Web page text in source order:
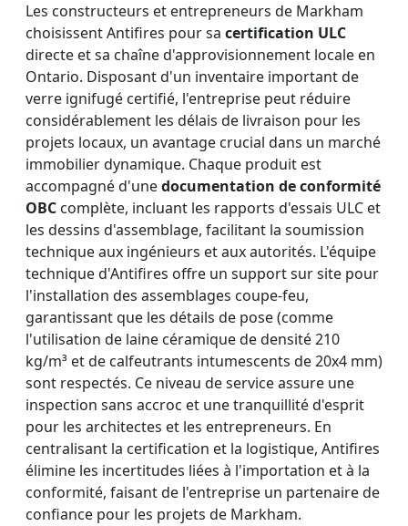
Les constructeurs et entrepreneurs de Markham
choisissent Antifires pour sa certification ULC
directe et sa chaîne d'approvisionnement locale en
Ontario. Disposant d'un inventaire important de
verre ignifugé certifié, l'entreprise peut réduire
considérablement les délais de livraison pour les
projets locaux, un avantage crucial dans un marché
immobilier dynamique. Chaque produit est
accompagné d'unedocumentation de conformité
OBC complète, incluant les rapports d'essais ULC et
les dessins d'assemblage, facilitant la soumission
technique aux ingénieurs et aux autorités. L'équipe
technique d'Antifires offre un support sur site pour
l'installation des assemblages coupe-feu,
garantissant que les détails de pose (comme
l'utilisation de laine céramique de densité 210
kg/m³ et de calfeutrants intumescents de 20x4 mm)
sont respectés. Ce niveau de service assure une
inspection sans accroc et une tranquillité d'esprit
pour les architectes et les entrepreneurs. En
centralisant la certification et la logistique, Antifires
élimine les incertitudes liées à l'importation et à la
conformité, faisant de l'entreprise un partenaire de
confiance pour les projets de Markham.